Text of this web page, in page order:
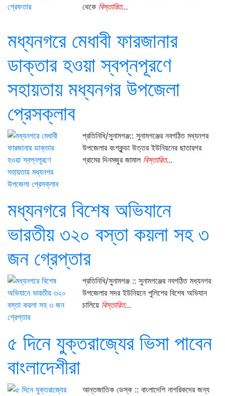
থেকে বিস্তারিত...
মধ্যনগরে মেধাবী ফারজানার
ডাক্তার হওয়া স্বপ্নপূরণে
সহায়তায় মধ্যনগর উপজেলা
প্রেসক্লাব
প্রতিনিধি/সুনামগঞ্জ:: সুনামগঞ্জের নবগঠিত মধ্যনগর
উপজেলার বংশকুন্ডা উত্তর ইউনিয়নের ছাতারগর
গ্রামের দিনমজুর জামাল বিস্তারিত...
মধ্যনগরে বিশেষ অভিযানে
ভারতীয় ৩২০ বস্তা কয়লা সহ ৩
জন গ্রেপ্তার
প্রতিনিধি/সুনামগঞ্জ :: সুনামগঞ্জের নবগঠিত মধ্যনগর
উপজেলার সদর ইউনিয়নে পুলিশের বিশেষ অভিযান
চালিয়ে বিস্তারিত...
৫ দিনে যুক্তরাজ্যের ভিসা পাবেন
বাংলাদেশীরা
আন্তজাতিক ডেস্ক :: বাংলাদেশি নাগরিকদের জন্য